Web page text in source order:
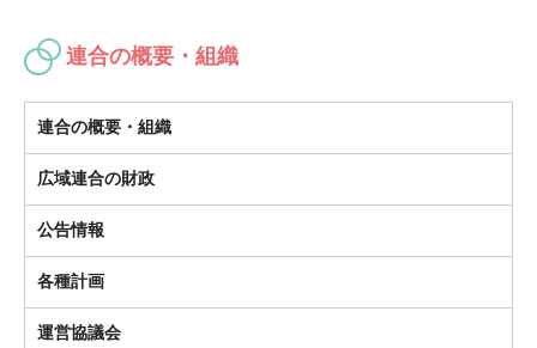
広域連合
連合の概要・組織
連合の概要・組織
広域連合の財政
公告情報
各種計画
運営協議会